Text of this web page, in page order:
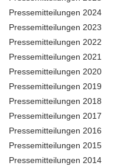
Pressemitteilungen 2024
Pressemitteilungen 2023
Pressemitteilungen 2022
Pressemitteilungen 2021
Pressemitteilungen 2020
Pressemitteilungen 2019
Pressemitteilungen 2018
Pressemitteilungen 2017
Pressemitteilungen 2016
Pressemitteilungen 2015
Pressemitteilungen 2014